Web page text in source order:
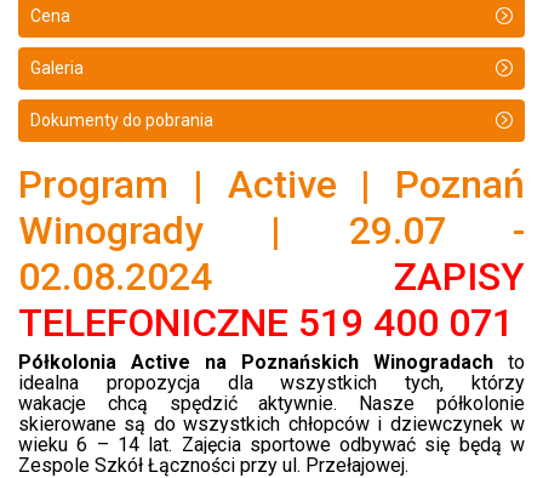
Cena
Galeria
Dokumenty do pobrania
Program | Active | Poznań
Winogrady | 29.07 -
02.08.2024 ZAPISY
TELEFONICZNE 519 400 071
Półkolonia Active na Poznańskich Winogradach to
idealna propozycja dla wszystkich tych, którzy
wakacje chcą spędzić aktywnie. Nasze półkolonie
skierowane są do wszystkich chłopców i dziewczynek w
wieku 6 – 14 lat. Zajęcia sportowe odbywać się będą w
Zespole Szkół Łączności przy ul. Przełajowej.